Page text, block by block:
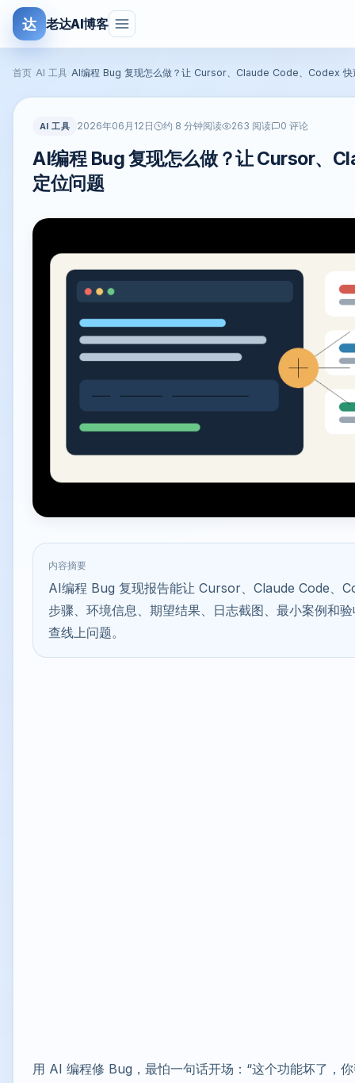
达 老达AI博客
首页 AI 工具 AI编程 Bug 复现怎么做？让 Cursor、Claude Code、Codex 快
AI 工具 2026年06月12日 约 8 分钟阅读 263 阅读 0 评论
AI编程 Bug 复现怎么做？让 Cursor、
定位问题
内容摘要
AI编程 Bug 复现报告能让 Cursor、Claude Code、
步骤、环境信息、期望结果、日志截图、最小案例和
查线上问题。
用 AI 编程修 Bug，最怕一句话开场：“这个功能坏了，